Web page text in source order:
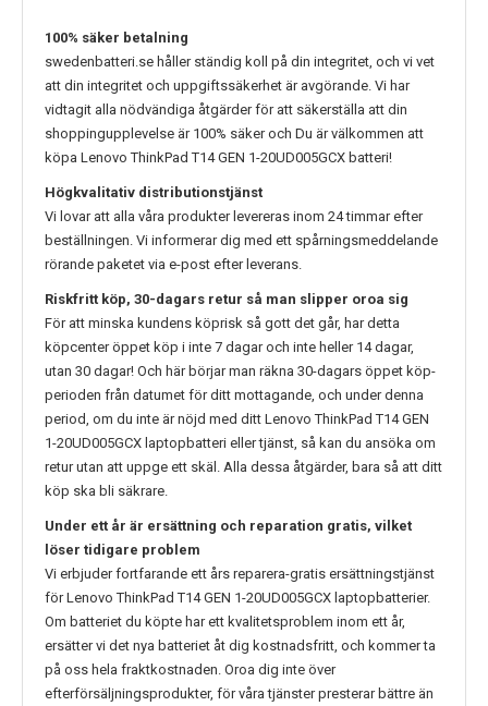
100% säker betalning
swedenbatteri.se håller ständig koll på din integritet, och vi vet
att din integritet och uppgiftssäkerhet är avgörande. Vi har
vidtagit alla nödvändiga åtgärder för att säkerställa att din
shoppingupplevelse är 100% säker och Du är välkommen att
köpa Lenovo ThinkPad T14 GEN 1-20UD005GCX batteri!
Högkvalitativ distributionstjänst
Vi lovar att alla våra produkter levereras inom 24 timmar efter
beställningen. Vi informerar dig med ett spårningsmeddelande
rörande paketet via e-post efter leverans.
Riskfritt köp, 30-dagars retur så man slipper oroa sig
För att minska kundens köprisk så gott det går, har detta
köpcenter öppet köp i inte 7 dagar och inte heller 14 dagar,
utan 30 dagar! Och här börjar man räkna 30-dagars öppet köp-
perioden från datumet för ditt mottagande, och under denna
period, om du inte är nöjd med ditt Lenovo ThinkPad T14 GEN
1-20UD005GCX laptopbatteri eller tjänst, så kan du ansöka om
retur utan att uppge ett skäl. Alla dessa åtgärder, bara så att ditt
köp ska bli säkrare.
Under ett år är ersättning och reparation gratis, vilket
löser tidigare problem
Vi erbjuder fortfarande ett års reparera-gratis ersättningstjänst
förLenovo ThinkPad T14 GEN 1-20UD005GCX laptopbatterier.
Om batteriet du köpte har ett kvalitetsproblem inom ett år,
ersätter vi det nya batteriet åt dig kostnadsfritt, och kommer ta
på oss hela fraktkostnaden. Oroa dig inte över
efterförsäljningsprodukter, för våra tjänster presterar bättre än